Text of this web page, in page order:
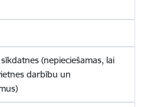
(nepieciešamas, lai
darbību un